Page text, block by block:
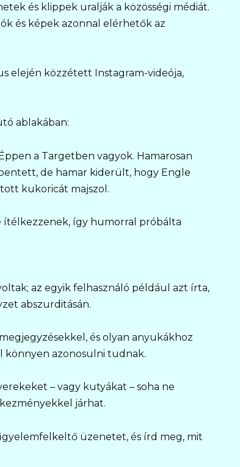
és klippek uralják a közösségi médiát.
és képek azonnal elérhetők az
elején közzétett Instagram-videója,
ablakában:
a Targetben vagyok. Hamarosan
de hamar kiderült, hogy Engle
kukoricát majszol.
ítélkezzenek, így humorral próbálta
az egyik felhasználó például azt írta,
abszurditásán.
és olyan anyukákhoz
könnyen azonosulni tudnak.
– vagy kutyákat – soha ne
járhat.
üzenetet, és írd meg, mit